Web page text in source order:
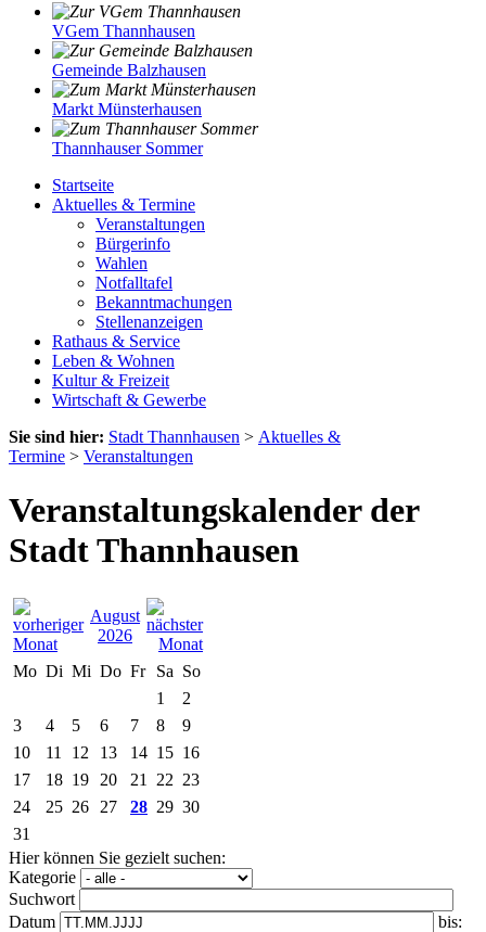
VGem Thannhausen
Gemeinde Balzhausen
Markt Münsterhausen
Thannhauser Sommer
Startseite
Aktuelles & Termine
Veranstaltungen
Bürgerinfo
Wahlen
Notfalltafel
Bekanntmachungen
Stellenanzeigen
Rathaus & Service
Leben & Wohnen
Kultur & Freizeit
Wirtschaft & Gewerbe
Sie sind hier: Stadt Thannhausen > Aktuelles &
Termine > Veranstaltungen
Veranstaltungskalender der
Stadt Thannhausen
August
2026
Mo Di Mi Do Fr Sa So
1
2
3
4 5 6 7 8
9
10
11 12 13 14 15 16
17
18 19 20 21 22 23
24
25 26 27 28 29 30
31
Hier können Sie gezielt suchen:
Kategorie
Suchwort
Datum
bis: